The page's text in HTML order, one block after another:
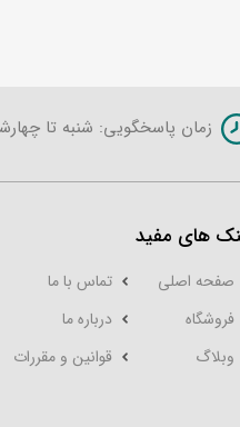
زمان پاسخگویی: شنبه تا چهارشنبه 10 تا 20، پنجشنبه
های مفید
صفحه اصلی
فروشگاه
وبلاگ
تماس با ما
درباره ما
قوانین و مقررات